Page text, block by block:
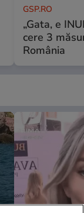
GSP.RO
„Gata, e
cere 3
România